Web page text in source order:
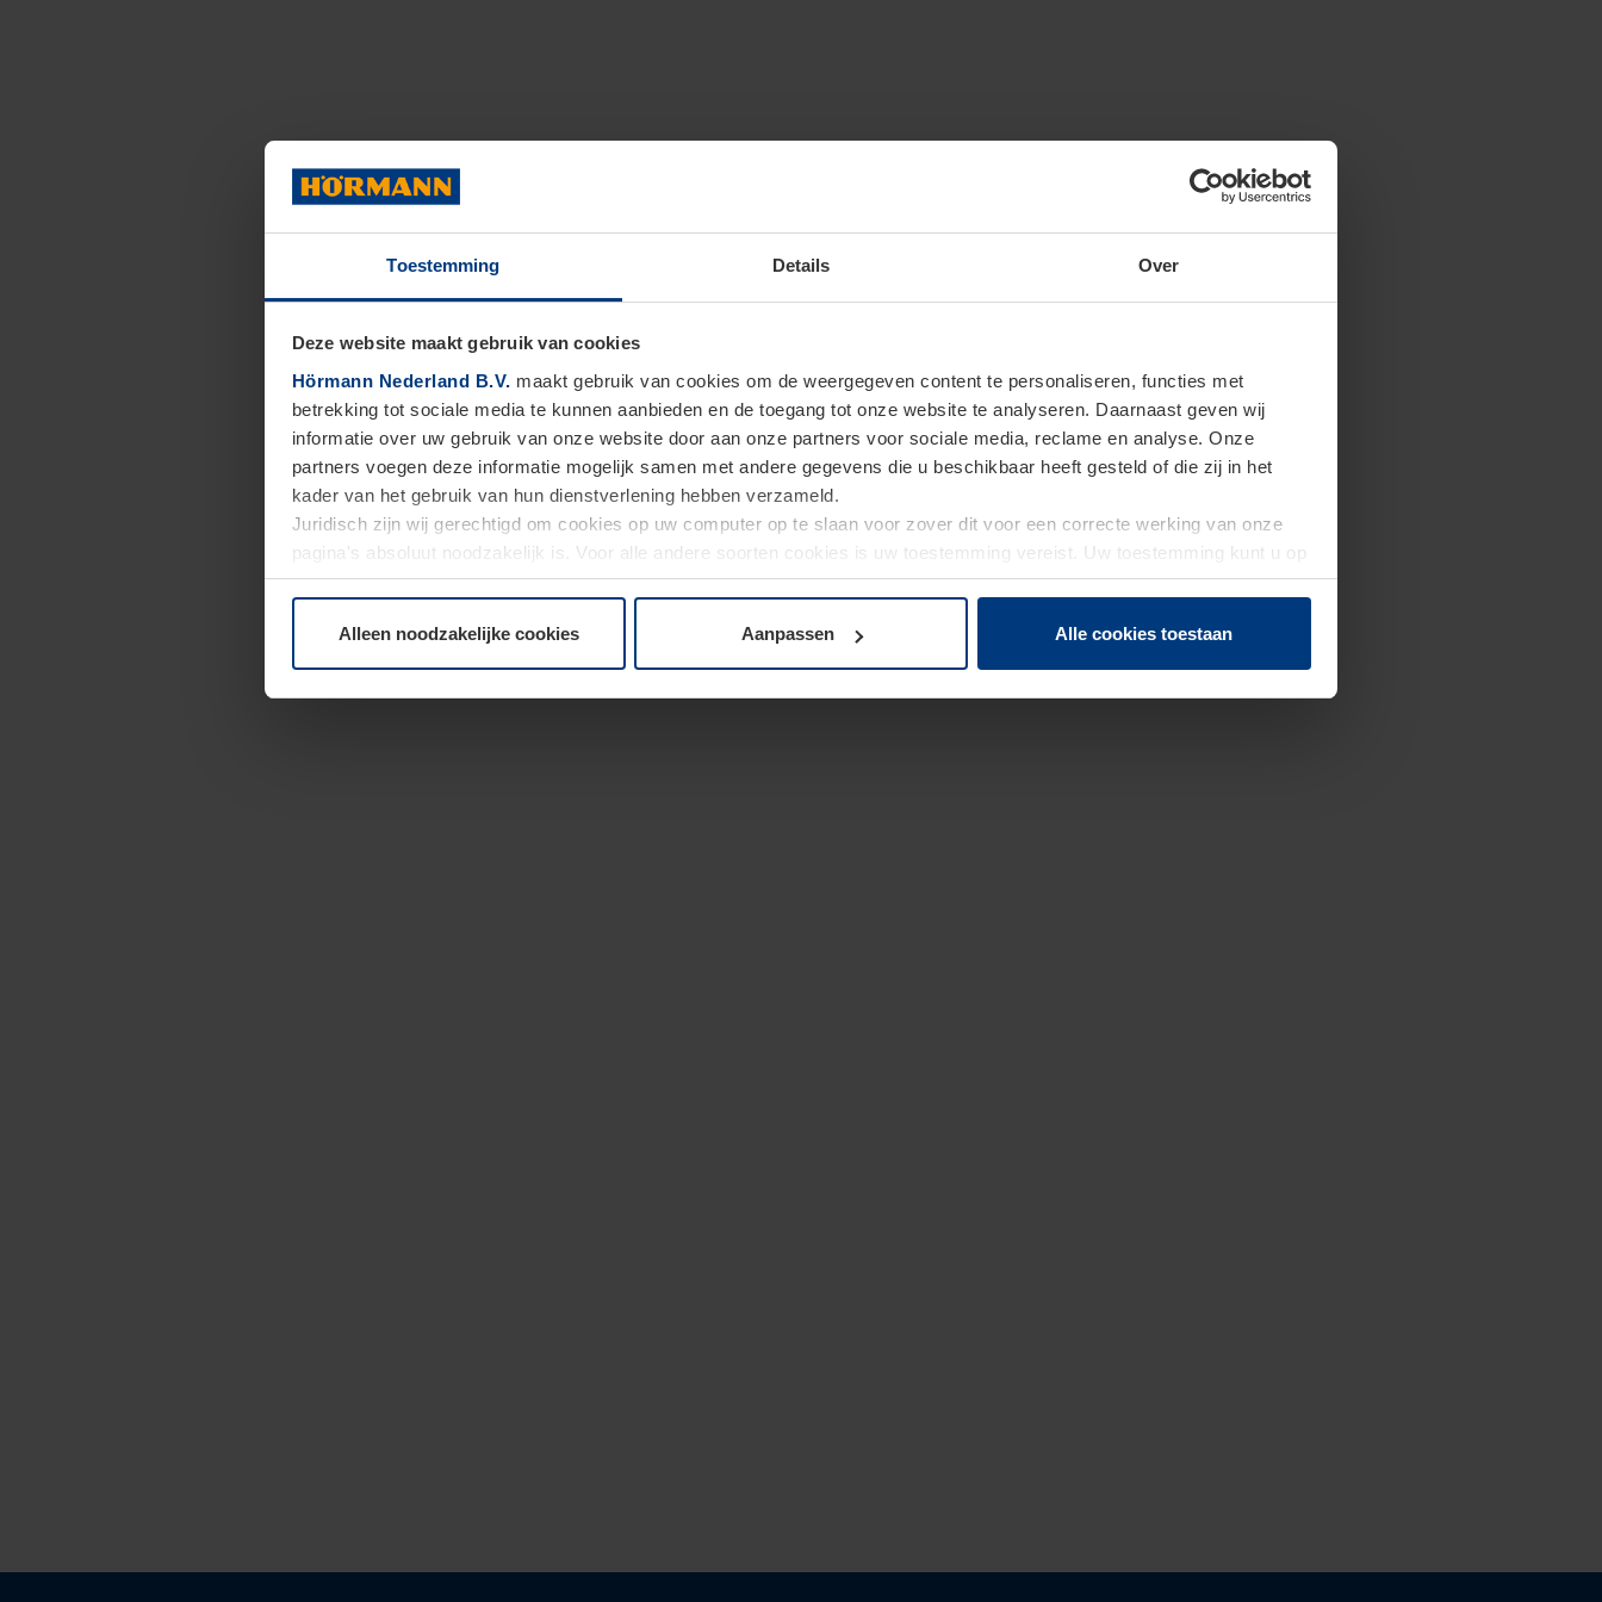
Toestemming Details Over
Deze website maakt gebruik van cookies
Hörmann Nederland B.V. maakt gebruik van cookies om de weergegeven content te personaliseren, functies met
betrekking tot sociale media te kunnen aanbieden en de toegang tot onze website te analyseren. Daarnaast geven wij
informatie over uw gebruik van onze website door aan onze partners voor sociale media, reclame en analyse. Onze
partners voegen deze informatie mogelijk samen met andere gegevens die u beschikbaar heeft gesteld of die zij in het
kader van het gebruik van hun dienstverlening hebben verzameld.
Juridisch zijn wij gerechtigd om cookies op uw computer op te slaan voor zover dit voor een correcte werking van onze
pagina's absoluut noodzakelijk is. Voor alle andere soorten cookies is uw toestemming vereist. Uw toestemming kunt u op
elk moment bij de uitleg van de cookies op paginaprivacyverklaringop onze website wijzigen of herroepen.
Alleen noodzakelijke cookies Aanpassen Alle cookies toestaan